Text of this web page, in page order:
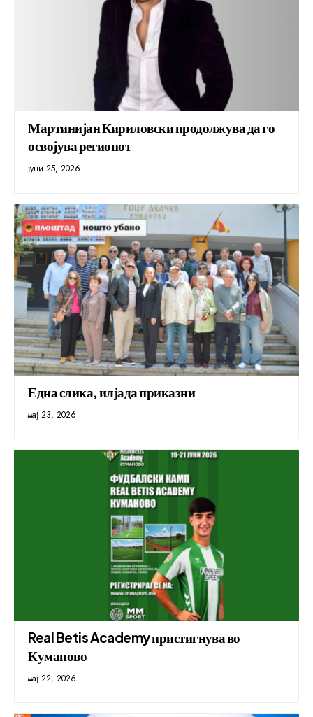
Мартинијан Кириловски продолжува да го
освојува регионот
јуни 25, 2026
Една слика, илјада приказни
мај 23, 2026
Real Betis Academy пристигнува во
Куманово
мај 22, 2026